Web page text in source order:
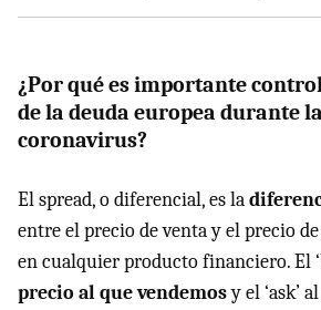
¿Por qué es importante
de la deuda europea durante
coronavirus?
El spread, o diferencial, es la
entre el precio de venta y el precio
en cualquier producto financiero. El
precio al que vendemosy el ‘ask’ al